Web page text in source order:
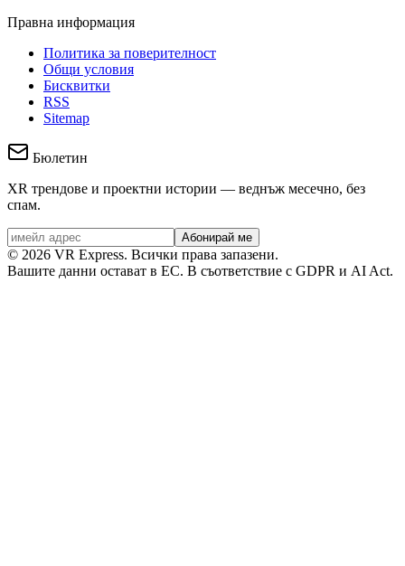
Правна информация
Политика за поверителност
Общи условия
Бисквитки
RSS
Sitemap
Бюлетин
XR трендове и проектни истории — веднъж месечно, без
спам.
Абонирай ме
© 2026 VR Express. Всички права запазени.
Вашите данни остават в ЕС. В съответствие с GDPR и AI Act.